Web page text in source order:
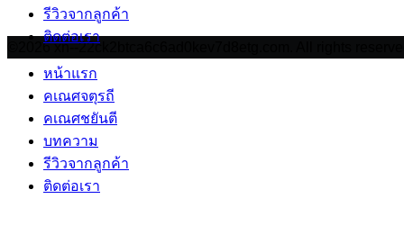
รีวิวจากลูกค้า
ติดต่อเรา
หน้าแรก
คเณศจตุรถี
คเณศชยันตี
บทความ
รีวิวจากลูกค้า
ติดต่อเรา
©2026 xn--22ck2btca6c6ad0kev7d8etg.com. All rights